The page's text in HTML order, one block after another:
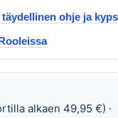
ohje ja
alkaen 49,95 €) ·